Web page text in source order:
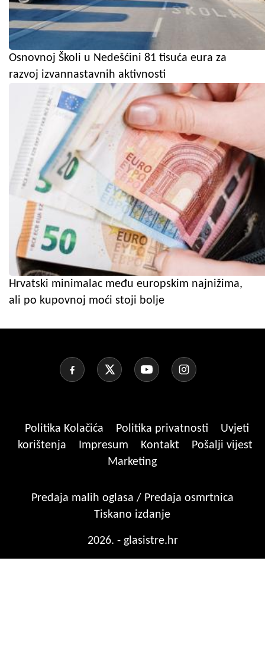
Osnovnoj Školi u Nedešćini 81 tisuća eura za
razvoj izvannastavnih aktivnosti
Hrvatski minimalac među europskim najnižima,
ali po kupovnoj moći stoji bolje
Politika Kolačića Politika privatnosti
Uvjeti
korištenja
Impresum Kontakt
Pošalji vijest
Marketing
Predaja malih oglasa / Predaja osmrtnica
Tiskano izdanje
2026. - glasistre.hr